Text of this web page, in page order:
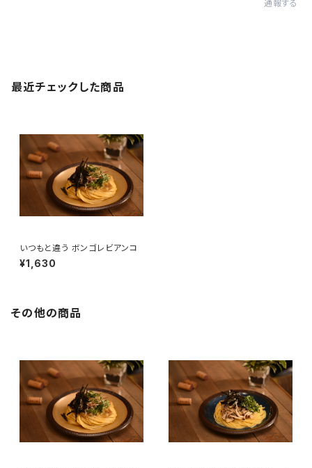
通報する
最近チェックした商品
いつもと違う ボンゴレビアンコ
¥1,630
その他の商品